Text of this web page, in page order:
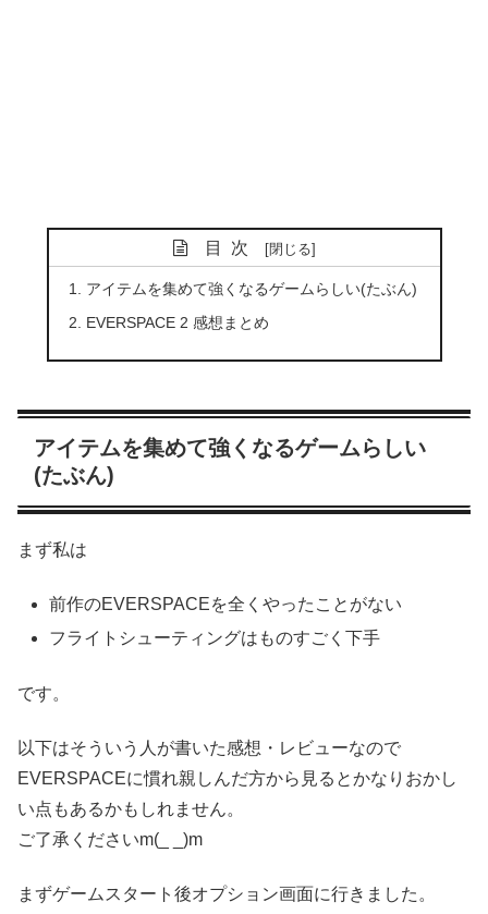
目次
アイテムを集めて強くなるゲームらしい(たぶん)
EVERSPACE 2 感想まとめ
アイテムを集めて強くなるゲームらしい
(たぶん)
まず私は
前作のEVERSPACEを全くやったことがない
フライトシューティングはものすごく下手
です。
以下はそういう人が書いた感想・レビューなので
EVERSPACEに慣れ親しんだ方から見るとかなりおかし
い点もあるかもしれません。
ご了承くださいm(_ _)m
まずゲームスタート後オプション画面に行きました。